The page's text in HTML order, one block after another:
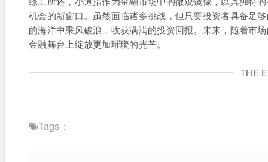
机会的新窗口。虽然面临诸多挑战，但只要投资者具备足
的海洋中乘风破浪，收获满满的投资回报。未来，随着市
金融舞台上绽放更加璀璨的光芒。
THE
Tags：